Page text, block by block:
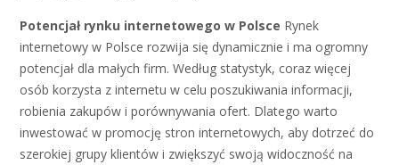
Potencjał rynku internetowego w Polsce Rynek
internetowy w Polsce rozwija się dynamicznie i ma ogromny
potencjał dla małych firm. Według statystyk, coraz więcej
osób korzysta z internetu w celu poszukiwania informacji,
robienia zakupów i porównywania ofert. Dlatego warto
inwestować w promocję stron internetowych, aby dotrzeć do
szerokiej grupy klientów i zwiększyć swoją widoczność na